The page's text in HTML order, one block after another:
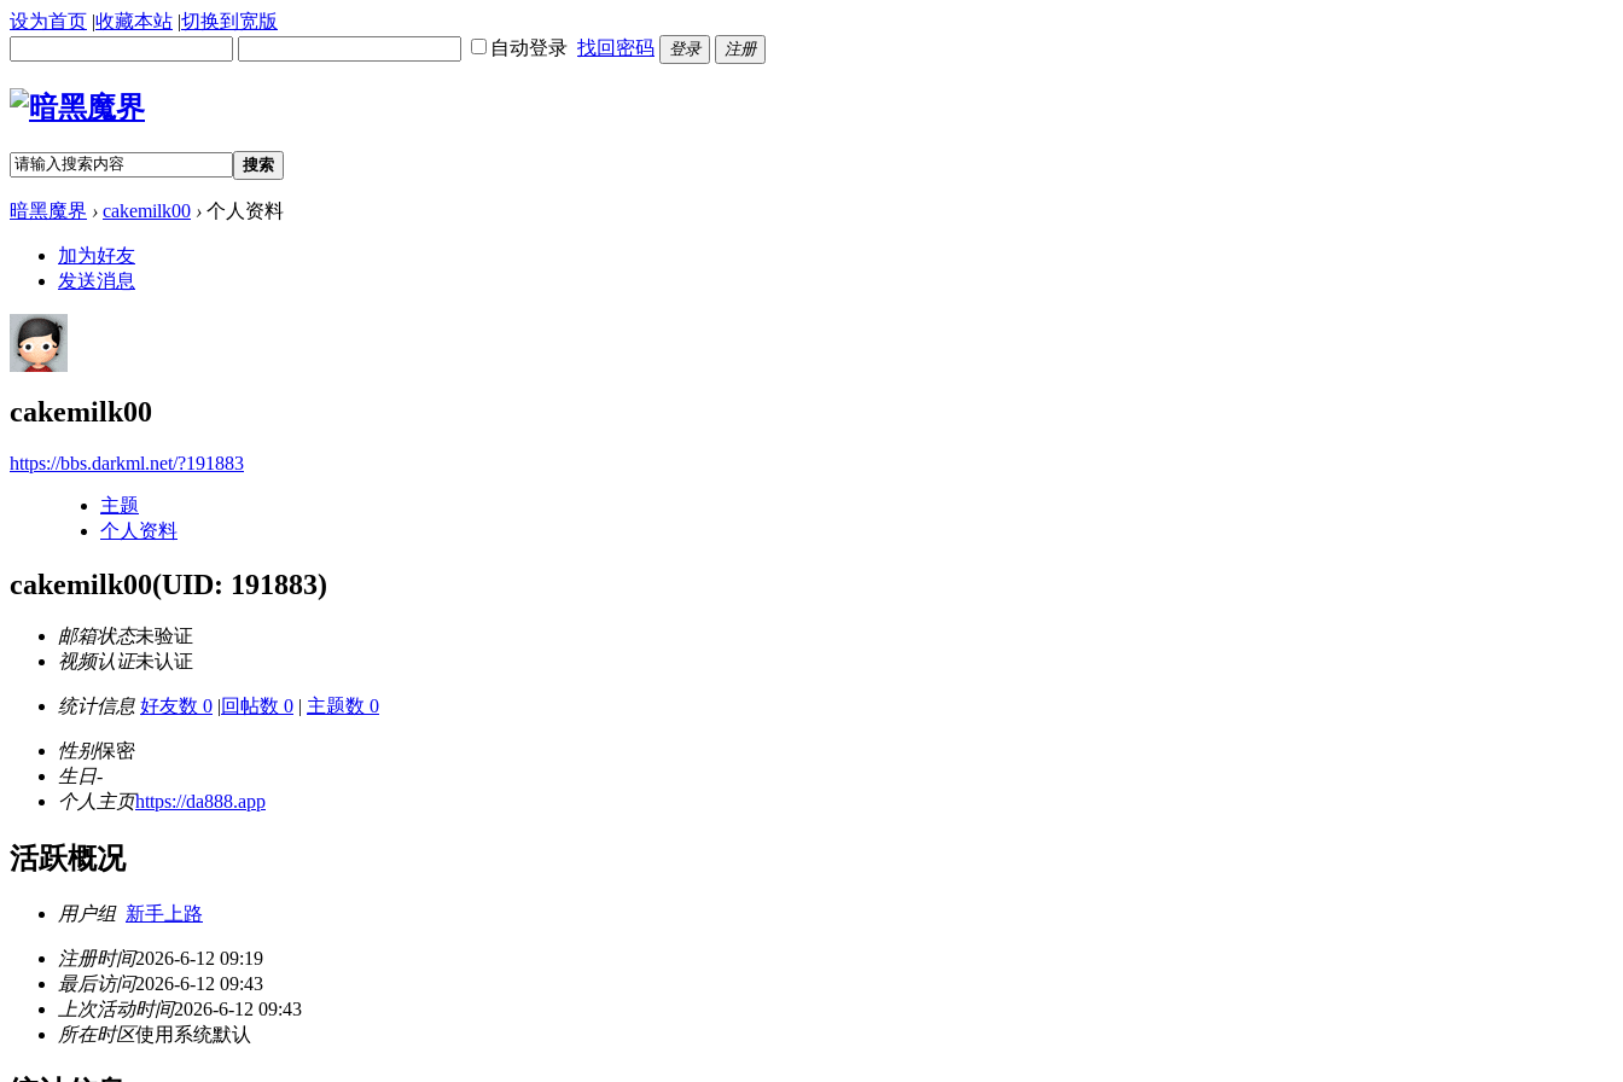
设为首页 |收藏本站 |切换到宽版
自动登录 找回密码 登录 注册
搜索
暗黑魔界 › cakemilk00 › 个人资料
加为好友
发送消息
cakemilk00
https://bbs.darkml.net/?191883
主题
个人资料
cakemilk00(UID: 191883)
邮箱状态未验证
视频认证未认证
统计信息 好友数 0 |回帖数 0 | 主题数 0
性别保密
生日-
个人主页https://da888.app
活跃概况
用户组 新手上路
注册时间2026-6-12 09:19
最后访问2026-6-12 09:43
上次活动时间2026-6-12 09:43
所在时区使用系统默认